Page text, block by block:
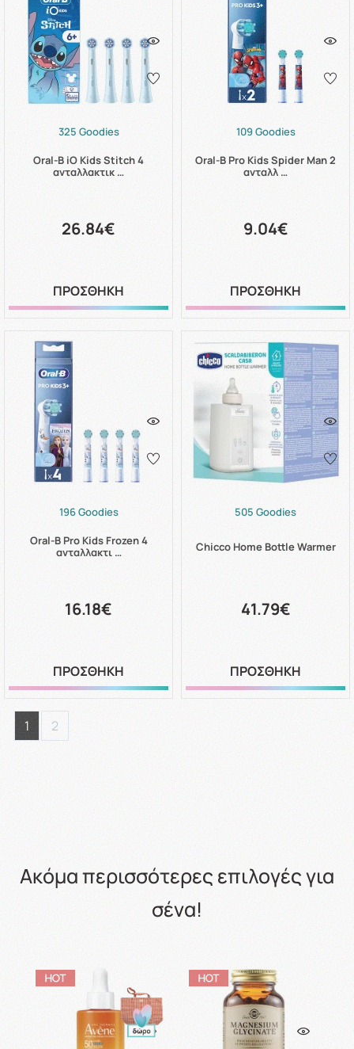
325 Goodies
Oral-B iO Kids Stitch 4
ανταλλακτικ …
26.84€
ΠΡΟΣΘΗΚΗ
109 Goodies
Oral-B Pro Kids Spider Man 2
ανταλλ …
9.04€
ΠΡΟΣΘΗΚΗ
196 Goodies
Oral-B Pro Kids Frozen 4
ανταλλακτι …
16.18€
ΠΡΟΣΘΗΚΗ
505 Goodies
Chicco Home Bottle Warmer
41.79€
ΠΡΟΣΘΗΚΗ
1 2
Ακόμα περισσότερες επιλογές για
σένα!